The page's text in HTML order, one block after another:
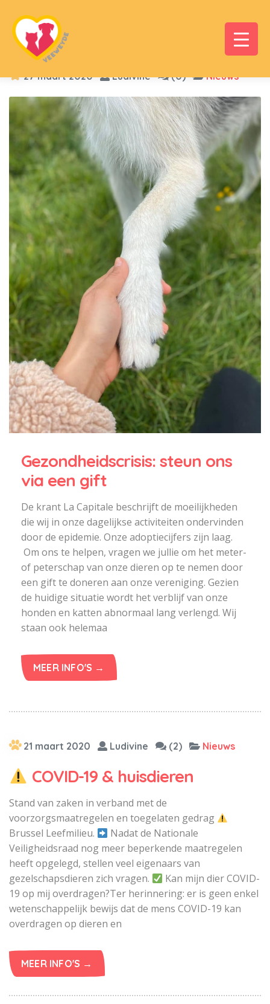
27 maart 2020 Ludivine (0) Nieuws
Gezondheidscrisis: steun ons
via een gift
De krant La Capitale beschrijft de moeilijkheden
die wij in onze dagelijkse activiteiten ondervinden
door de epidemie. Onze adoptiecijfers zijn laag.
Om ons te helpen, vragen we jullie om het meter-
of peterschap van onze dieren op te nemen door
een gift te doneren aan onze vereniging. Gezien
de huidige situatie wordt het verblijf van onze
honden en katten abnormaal lang verlengd. Wij
staan ook helemaa
MEER INFO'S →
21 maart 2020 Ludivine (2) Nieuws
COVID-19 & huisdieren
Stand van zaken in verband met de
voorzorgsmaatregelen en toegelaten gedrag
Brussel Leefmilieu.
Nadat de Nationale
Veiligheidsraad nog meer beperkende maatregelen
heeft opgelegd, stellen veel eigenaars van
gezelschapsdieren zich vragen.
Kan mijn dier COVID-
19 op mij overdragen?Ter herinnering: er is geen enkel
wetenschappelijk bewijs dat de mens COVID-19 kan
overdragen op dieren en
MEER INFO'S →